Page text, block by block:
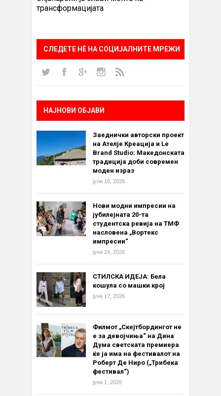
трансформацијата
СЛЕДЕТЕ НÈ НА СОЦИЈАЛНИТЕ МРЕЖИ
НАЈНОВИ ОБЈАВИ
Заеднички авторски проект
на Ателје Креација и Le
Brand Studio: Македонската
традиција доби современ
моден израз
јули 16, 2026
Нови модни импресии на
јубилејната 20-та
студентска ревија на ТМФ
насловена „Вортекс
импресии“
јуни 24, 2026
СТИЛСКА ИДЕЈА: Бела
кошула со машки крој
јуни 17, 2026
Филмот „Скејтбордингот не
е за девојчиња“ на Дина
Дума светската премиера
ќе ја има на фестивалот на
Роберт Де Ниро („Трибека
фестивал“)
јуни 1, 2026